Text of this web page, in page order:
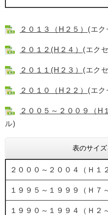
２０１３（H２５） (エク
２０１２(H２４） (エク
２０１１(H２３） (エク
２０１０（H２２） (エク
２００５～２００９（H
ル)
表のサイ
２０００～２００４（Ｈ１
１９９５～１９９９（Ｈ７
１９９０～１９９４（Ｈ２